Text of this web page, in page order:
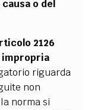
o del
2126
impropria
riguarda
non
norma si